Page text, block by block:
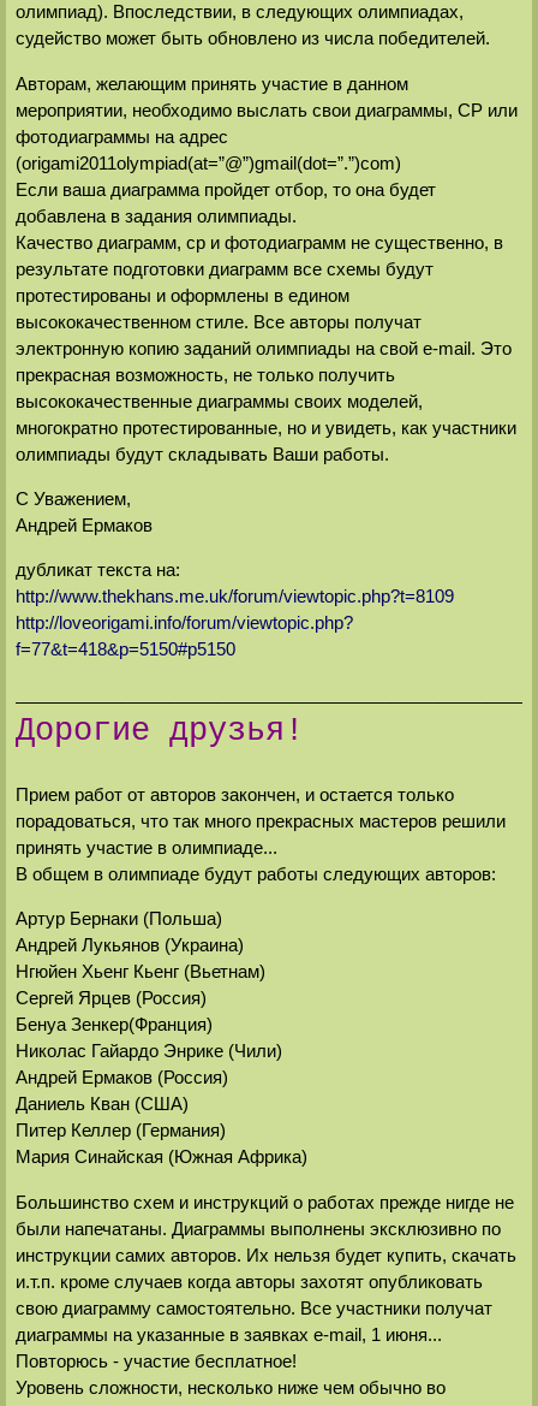
олимпиад). Впоследствии, в следующих олимпиадах,
судейство может быть обновлено из числа победителей.
Авторам, желающим принять участие в данном
мероприятии, необходимо выслать свои диаграммы, СР или
фотодиаграммы на адрес
(origami2011olympiad(at=”@”)gmail(dot=”.”)com)
Если ваша диаграмма пройдет отбор, то она будет
добавлена в задания олимпиады.
Качество диаграмм, ср и фотодиаграмм не существенно, в
результате подготовки диаграмм все схемы будут
протестированы и оформлены в едином
высококачественном стиле. Все авторы получат
электронную копию заданий олимпиады на свой e-mail. Это
прекрасная возможность, не только получить
высококачественные диаграммы своих моделей,
многократно протестированные, но и увидеть, как участники
олимпиады будут складывать Ваши работы.
С Уважением,
Андрей Ермаков
дубликат текста на:
http://www.thekhans.me.uk/forum/viewtopic.php?t=8109
http://loveorigami.info/forum/viewtopic.php?
f=77&t=418&p=5150#p5150
Дорогие друзья!
Прием работ от авторов закончен, и остается только
порадоваться, что так много прекрасных мастеров решили
принять участие в олимпиаде...
В общем в олимпиаде будут работы следующих авторов:
Артур Бернаки (Польша)
Андрей Лукьянов (Украина)
Нгюйен Хьенг Кьенг (Вьетнам)
Сергей Ярцев (Россия)
Бенуа Зенкер(Франция)
Николас Гайардо Энрике (Чили)
Андрей Ермаков (Россия)
Даниель Кван (США)
Питер Келлер (Германия)
Мария Синайская (Южная Африка)
Большинство схем и инструкций о работах прежде нигде не
были напечатаны. Диаграммы выполнены эксклюзивно по
инструкции самих авторов. Их нельзя будет купить, скачать
и.т.п. кроме случаев когда авторы захотят опубликовать
свою диаграмму самостоятельно. Все участники получат
диаграммы на указанные в заявках e-mail, 1 июня...
Повторюсь - участие бесплатное!
Уровень сложности, несколько ниже чем обычно во